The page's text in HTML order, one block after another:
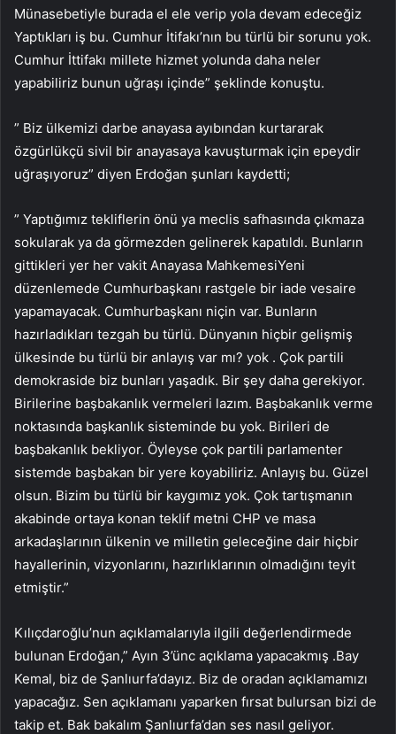
Münasebetiyle burada el ele verip yola devam edeceğiz
Yaptıkları iş bu. Cumhur İtifakı’nın bu türlü bir sorunu yok.
Cumhur İttifakı millete hizmet yolunda daha neler
yapabiliriz bunun uğraşı içinde” şeklinde konuştu.
” Biz ülkemizi darbe anayasa ayıbından kurtararak
özgürlükçü sivil bir anayasaya kavuşturmak için epeydir
uğraşıyoruz” diyen Erdoğan şunları kaydetti;
” Yaptığımız tekliflerin önü ya meclis safhasında çıkmaza
sokularak ya da görmezden gelinerek kapatıldı. Bunların
gittikleri yer her vakit Anayasa MahkemesiYeni
düzenlemede Cumhurbaşkanı rastgele bir iade vesaire
yapamayacak. Cumhurbaşkanı niçin var. Bunların
hazırladıkları tezgah bu türlü. Dünyanın hiçbir gelişmiş
ülkesinde bu türlü bir anlayış var mı? yok . Çok partili
demokraside biz bunları yaşadık. Bir şey daha gerekiyor.
Birilerine başbakanlık vermeleri lazım. Başbakanlık verme
noktasında başkanlık sisteminde bu yok. Birileri de
başbakanlık bekliyor. Öyleyse çok partili parlamenter
sistemde başbakan bir yere koyabiliriz. Anlayış bu. Güzel
olsun. Bizim bu türlü bir kaygımız yok. Çok tartışmanın
akabinde ortaya konan teklif metni CHP ve masa
arkadaşlarının ülkenin ve milletin geleceğine dair hiçbir
hayallerinin, vizyonlarını, hazırlıklarının olmadığını teyit
etmiştir.”
Kılıçdaroğlu’nun açıklamalarıyla ilgili değerlendirmede
bulunan Erdoğan,” Ayın 3’ünc açıklama yapacakmış .Bay
Kemal, biz de Şanlıurfa’dayız. Biz de oradan açıklamamızı
yapacağız. Sen açıklamanı yaparken fırsat bulursan bizi de
takip et. Bak bakalım Şanlıurfa’dan ses nasıl geliyor.